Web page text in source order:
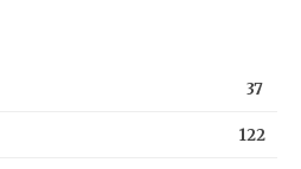
37
122